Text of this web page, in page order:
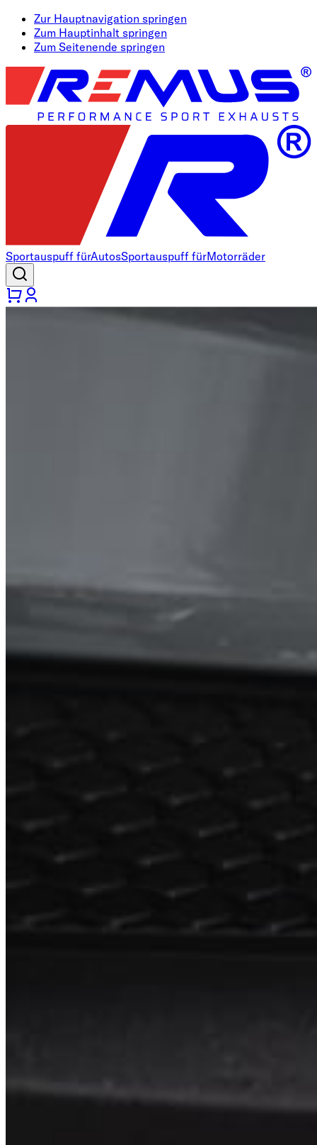
Zur Hauptnavigation springen
Zum Hauptinhalt springen
Zum Seitenende springen
Sportauspuff fürAutosSportauspuff fürMotorräder